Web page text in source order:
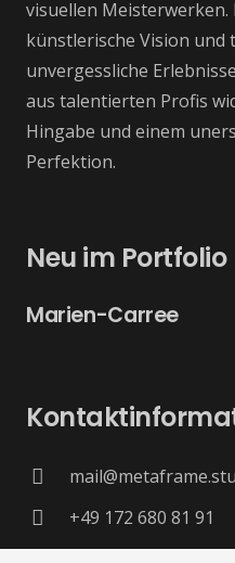
visuellen Meisterwerken.
künstlerische Vision und
unvergessliche
aus talentierten Profis
Hingabe und einem
Perfektion.
Neu im Portfolio
Marien-Carree
+49 172 680 81 91